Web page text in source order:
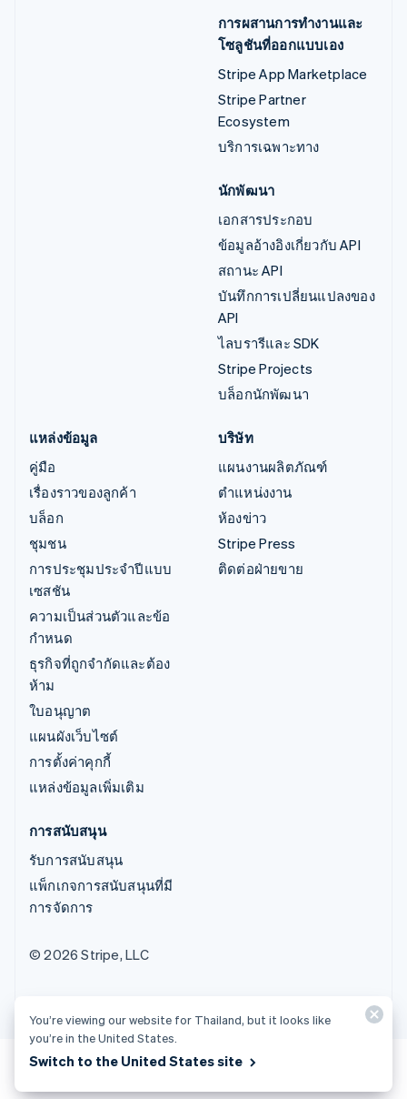
การผสานการทำงานและ
โซลูชันที่ออกแบบเอง
Stripe App Marketplace
Stripe Partner
Ecosystem
บริการเฉพาะทาง
นักพัฒนา
เอกสารประกอบ
ข้อมูลอ้างอิงเกี่ยวกับ API
สถานะ API
บันทึกการเปลี่ยนแปลงของ
API
ไลบรารีและ SDK
Stripe Projects
บล็อกนักพัฒนา
แหล่งข้อมูล
คู่มือ
เรื่องราวของลูกค้า
บล็อก
ชุมชน
การประชุมประจำปีแบบ
เซสชัน
ความเป็นส่วนตัวและข้อ
กำหนด
ธุรกิจที่ถูกจำกัดและต้อง
ห้าม
ใบอนุญาต
แผนผังเว็บไซต์
การตั้งค่าคุกกี้
แหล่งข้อมูลเพิ่มเติม
บริษัท
แผนงานผลิตภัณฑ์
ตำแหน่งงาน
ห้องข่าว
Stripe Press
ติดต่อฝ่ายขาย
การสนับสนุน
รับการสนับสนุน
แพ็กเกจการสนับสนุนที่มี
การจัดการ
© 2026 Stripe, LLC
You’re viewing our website for Thailand, but it looks like
you’re in the United States.
Switch to the United States site